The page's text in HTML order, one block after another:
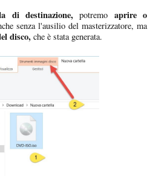
di destinazione, potremo aprire o
senza l'ausilio del masterizzatore, ma
disco, che è stata generata.